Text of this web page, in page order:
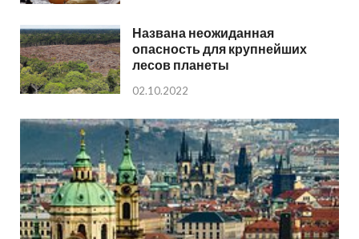
Названа неожиданная
опасность для крупнейших
лесов планеты
02.10.2022